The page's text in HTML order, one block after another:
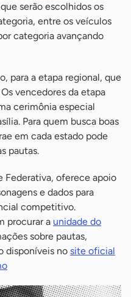
serão escolhidos os
entre os veículos
categoria avançando
para a etapa regional, que
vencedores da etapa
cerimônia especial
Para quem busca boas
em cada estado pode
pautas.
Federativa, oferece apoio
e dados para
competitivo.
procurar a unidade do
sobre pautas,
disponíveis no site oficial